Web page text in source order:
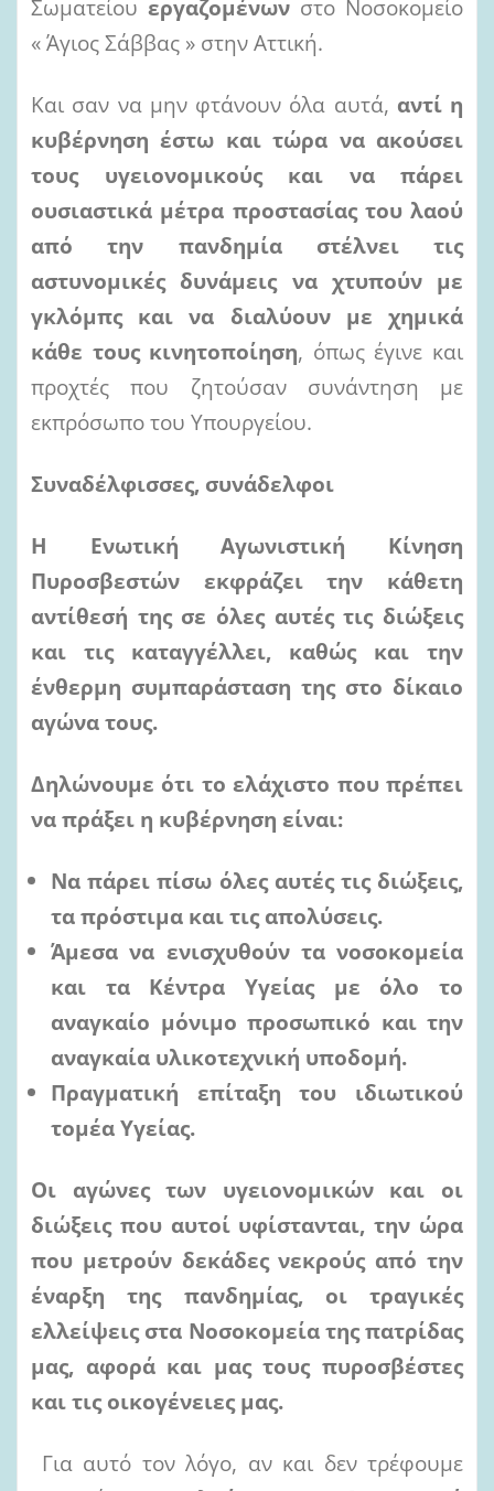
Σωματείου εργαζομένων στο Νοσοκομείο
« Άγιος Σάββας » στην Αττική.
Και σαν να μην φτάνουν όλα αυτά, αντί η
κυβέρνηση έστω και τώρα να ακούσει
τους υγειονομικούς και να πάρει
ουσιαστικά μέτρα προστασίας του λαού
από την πανδημία στέλνει τις
αστυνομικές δυνάμεις να χτυπούν με
γκλόμπς και να διαλύουν με χημικά
κάθε τους κινητοποίηση, όπως έγινε και
προχτές που ζητούσαν συνάντηση με
εκπρόσωπο του Υπουργείου.
Συναδέλφισσες, συνάδελφοι
Η Ενωτική Αγωνιστική Κίνηση
Πυροσβεστών εκφράζει την κάθετη
αντίθεσή της σε όλες αυτές τις διώξεις
και τις καταγγέλλει, καθώς και την
ένθερμη συμπαράσταση της στο δίκαιο
αγώνα τους.
Δηλώνουμε ότι το ελάχιστο που πρέπει
να πράξει η κυβέρνηση είναι:
Να πάρει πίσω όλες αυτές τις διώξεις,
τα πρόστιμα και τις απολύσεις.
Άμεσα να ενισχυθούν τα νοσοκομεία
και τα Κέντρα Υγείας με όλο το
αναγκαίο μόνιμο προσωπικό και την
αναγκαία υλικοτεχνική υποδομή.
Πραγματική επίταξη του ιδιωτικού
τομέα Υγείας.
Οι αγώνες των υγειονομικών και οι
διώξεις που αυτοί υφίστανται, την ώρα
που μετρούν δεκάδες νεκρούς από την
έναρξη της πανδημίας, οι τραγικές
ελλείψεις στα Νοσοκομεία της πατρίδας
μας, αφορά και μας τους πυροσβέστες
και τις οικογένειες μας.
Για αυτό τον λόγο, αν και δεν τρέφουμε